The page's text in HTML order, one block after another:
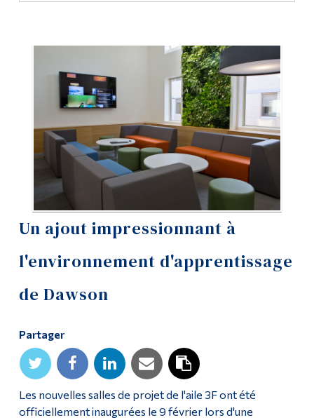
Un ajout impressionnant à
l'environnement d'apprentissage
de Dawson
Partager
Les nouvelles salles de projet de l'aile 3F ont été
officiellement inaugurées le 9 février lors d'une
Menu principal
Programmes
Formation continue
La vie à Dawson
Qui vous êtes
personnel administratif
Diplômé·es et visiteur·euses